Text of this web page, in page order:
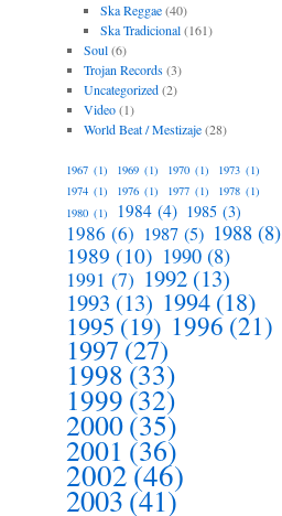
Ska Reggae(40)
Ska Tradicional(161)
Soul(6)
Trojan Records(3)
Uncategorized(2)
Video(1)
World Beat / Mestizaje(28)
1967 (1) 1969 (1) 1970 (1) 1973 (1)
1974 (1) 1976 (1) 1977 (1) 1978 (1)
1980 (1) 1984 (4) 1985 (3)
1986 (6) 1987 (5) 1988 (8)
1989 (10) 1990 (8)
1991 (7) 1992 (13)
1993 (13) 1994 (18)
1995 (19) 1996 (21)
1997(27)
1998(33)
1999 (32)
2000(35)
2001 (36)
2002(46)
2003 (41)